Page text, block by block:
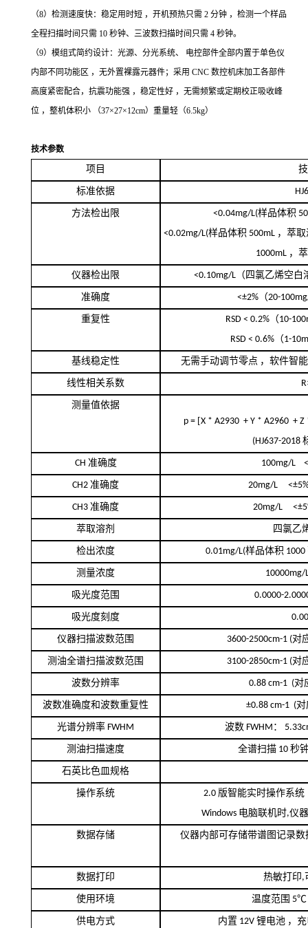
（8）检测速度快：稳定用时短 ，开机预热只需 2 分钟 ，检测一个样品
全程扫描时间只需 10 秒钟、三波数扫描时间只需 4 秒钟。
（9）模组式简约设计：光源、分光系统、 电控部件全部内置于单色仪
内部不同功能区 ，无外置裸露元器件；采用 CNC 数控机床加工各部件
高度紧密配合，抗震功能强 ，稳定性好 ，无需频繁或定期校正吸收峰
位 ，整机体积小 （37×27×12cm）重量轻（6.5kg）
技术参数
项目
标准依据
方法检出限 <0.04mg/L(样品体积
<0.02mg/L(样品体积 500mL ，萃
1000mL ，
仪器检出限 <0.10mg/L（四氯乙烯空白
准确度 <±2%（20-
重复性 RSD < 0.2% （10-
RSD < 0.6% （1-
基线稳定性 无需手动调节零点 ，软件智
线性相关系数
测量值依据
p = [X * A2930 + Y * A2960 +
(HJ637-2018
CH 准确度 100mg/L
CH2 准确度 20mg/L
CH3 准确度 20mg/L
萃取溶剂 四氯乙
检出浓度 0.01mg/L(样品体积 1000
测量浓度 10000mg/
吸光度范围 0.0000-
吸光度刻度
仪器扫描波数范围 3600-2500cm-1 (对
测油全谱扫描波数范围 3100-2850cm-1 (对
波数分辨率 0.88 cm-1 (对
波数准确度和波数重复性 ±0.88 cm-1 (
光谱分辨率 FWHM 波数 FWHM ：
测油扫描速度 全谱扫描 10 秒
石英比色皿规格
操作系统 2.0 版智能实时操作系统
Windows 电脑联机时,仪
数据存储 仪器内部可存储带谱图记录数
数据打印 热敏打印,
使用环境 温度范围 5℃
供电方式 内置 12V 锂电池 ，